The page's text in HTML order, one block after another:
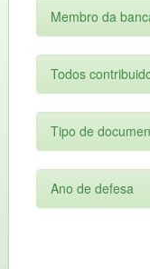
Membro da
Todos
Tipo de
Ano de defesa